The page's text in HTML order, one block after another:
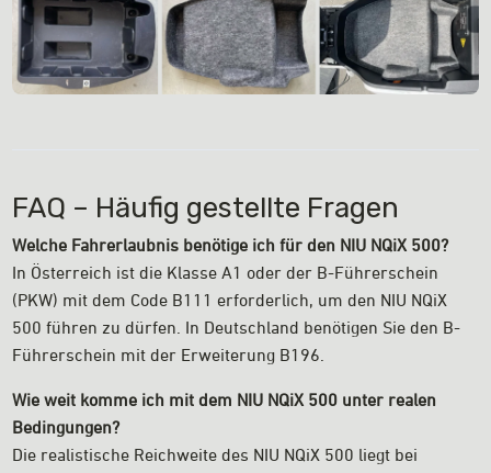
FAQ – Häufig gestellte Fragen
Welche Fahrerlaubnis benötige ich für den NIU NQiX 500?
In Österreich ist die Klasse A1 oder der B-Führerschein
(PKW) mit dem Code B111 erforderlich, um den NIU NQiX
500 führen zu dürfen. In Deutschland benötigen Sie den B-
Führerschein mit der Erweiterung B196.
Wie weit komme ich mit dem NIU NQiX 500 unter realen
Bedingungen?
Die realistische Reichweite des NIU NQiX 500 liegt bei